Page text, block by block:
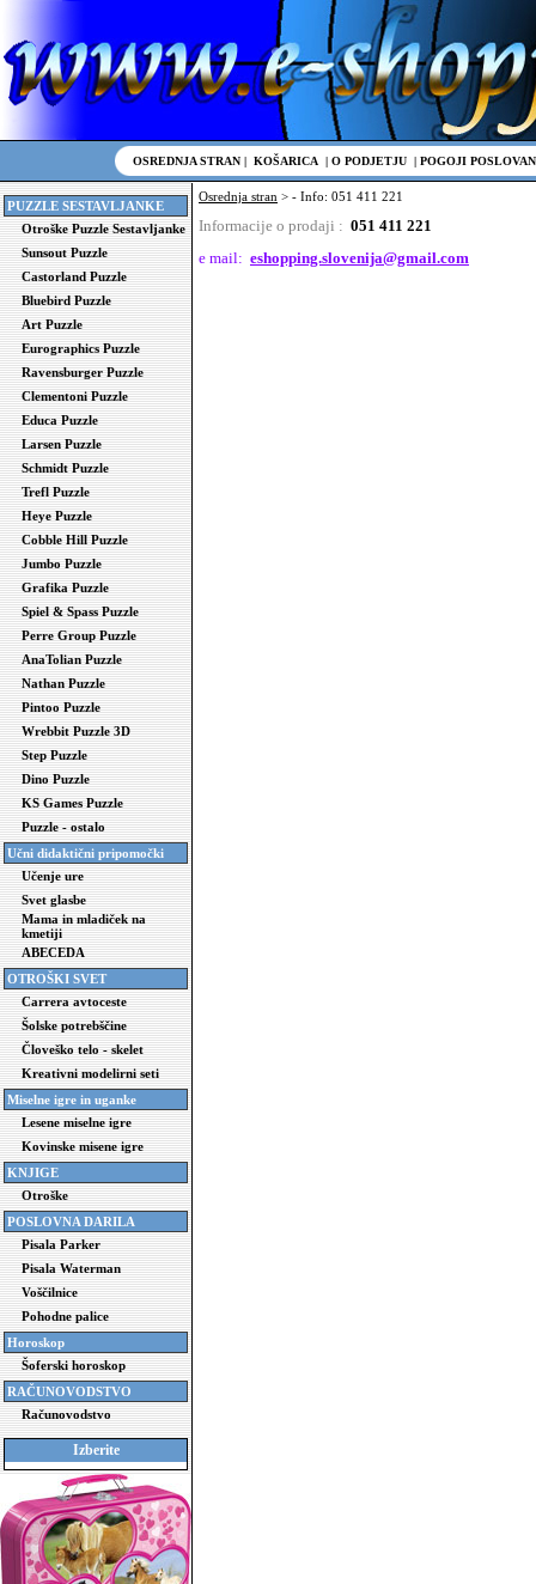
OSREDNJA STRAN| KOŠARICA| O PODJETJU| POGOJI
PUZZLE SESTAVLJANKE
Otroške Puzzle Sestavljanke
Sunsout Puzzle
Castorland Puzzle
Bluebird Puzzle
Art Puzzle
Eurographics Puzzle
Ravensburger Puzzle
Clementoni Puzzle
Educa Puzzle
Larsen Puzzle
Schmidt Puzzle
Trefl Puzzle
Heye Puzzle
Cobble Hill Puzzle
Jumbo Puzzle
Grafika Puzzle
Spiel & Spass Puzzle
Perre Group Puzzle
AnaTolian Puzzle
Nathan Puzzle
Pintoo Puzzle
Wrebbit Puzzle 3D
Step Puzzle
Dino Puzzle
KS Games Puzzle
Puzzle - ostalo
Učni didaktični pripomočki
Učenje ure
Svet glasbe
Mama in mladiček na
kmetiji
ABECEDA
OTROŠKI SVET
Carrera avtoceste
Šolske potrebščine
Človeško telo - skelet
Kreativni modelirni seti
Miselne igre in uganke
Lesene miselne igre
Kovinske misene igre
KNJIGE
Otroške
POSLOVNA DARILA
Pisala Parker
Pisala Waterman
Voščilnice
Pohodne palice
Horoskop
Šoferski horoskop
RAČUNOVODSTVO
Računovodstvo
Izberite
Osrednja stran > - Info: 051 411 221
Informacije o prodaji : 051 411 221
e mail: eshopping.slovenija@gmail.com